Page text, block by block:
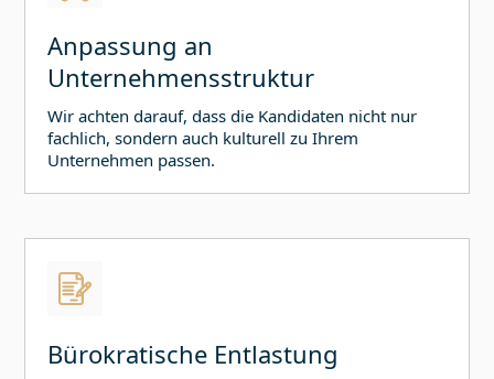
Anpassung an
Unternehmensstruktur
Wir achten darauf, dass die Kandidaten nicht nur
fachlich, sondern auch kulturell zu Ihrem
Unternehmen passen.
Bürokratische Entlastung